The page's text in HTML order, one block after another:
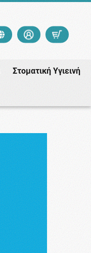
Στοματική Υγιεινή